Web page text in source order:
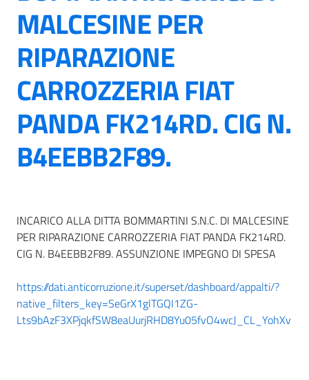
MALCESINE PER
RIPARAZIONE
CARROZZERIA FIAT
PANDA FK214RD. CIG N.
B4EEBB2F89.
INCARICO ALLA DITTA BOMMARTINI S.N.C. DI MALCESINE
PER RIPARAZIONE CARROZZERIA FIAT PANDA FK214RD.
CIG N. B4EEBB2F89. ASSUNZIONE IMPEGNO DI SPESA
https://dati.anticorruzione.it/superset/dashboard/appalti/?
native_filters_key=SeGrX1glTGQI1ZG-
Lts9bAzF3XPjqkfSW8eaUurjRHD8Yu05fvO4wcJ_CL_YohXv